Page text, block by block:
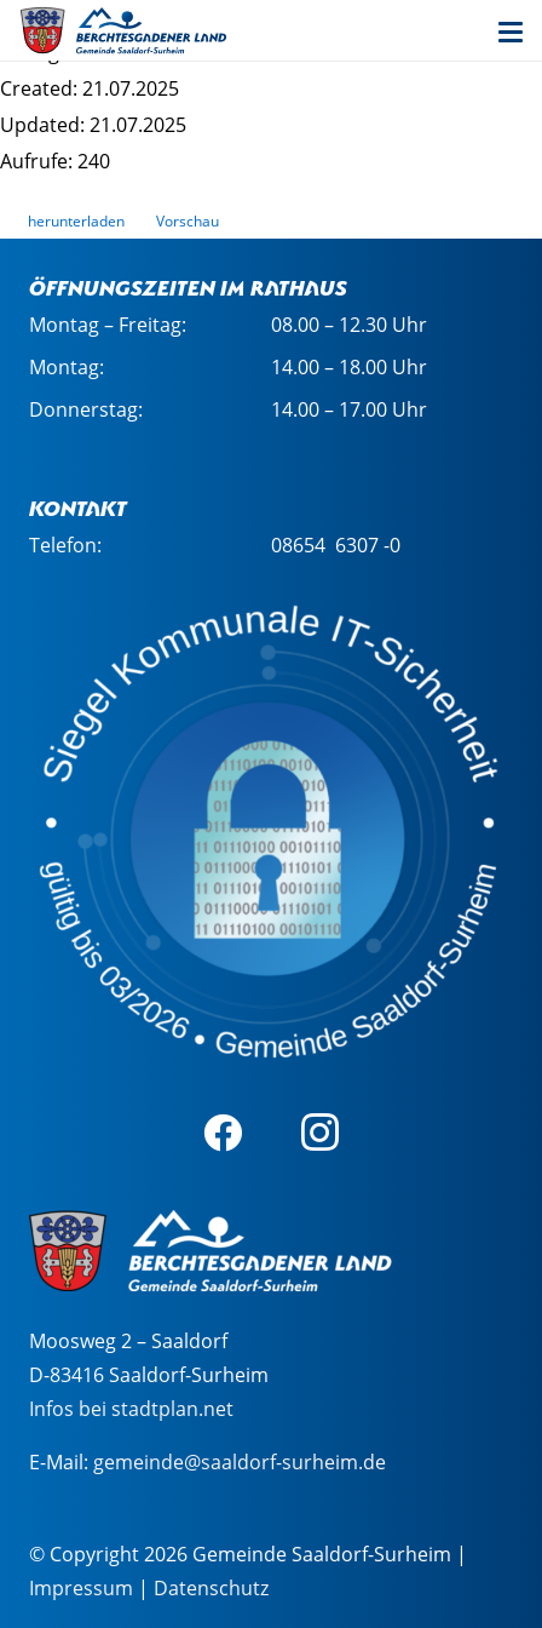
Bebauungsplan Helfau V - Begründung
Dateigrösse: 2.16 MB
Created: 21.07.2025
Updated: 21.07.2025
Aufrufe: 240
herunterladen Vorschau
Öffnungszeiten im Rathaus
Montag – Freitag:
08.00 – 12.30 Uhr
Montag:
14.00 – 18.00 Uhr
Donnerstag:
14.00 – 17.00 Uhr
Kontakt
Telefon: 08654 6307 -0
Moosweg 2 – Saaldorf
D-83416 Saaldorf-Surheim
Infos bei stadtplan.net
E-Mail: gemeinde@saaldorf-surheim.de
© Copyright 2026 Gemeinde Saaldorf-Surheim |
Impressum | Datenschutz